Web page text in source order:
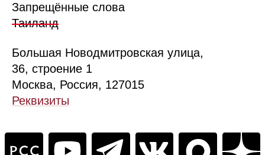
Запрещённые слова
Таиланд
Большая Новодмитровская улица,
36, строение 1
Москва, Россия, 127015
Реквизиты